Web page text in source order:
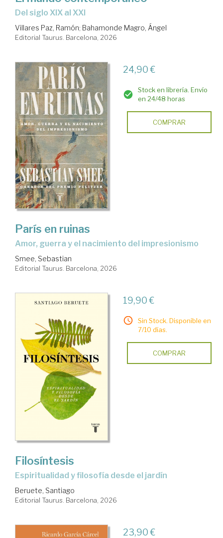
Del siglo XIX al XXI
Villares Paz, Ramón; Bahamonde Magro, Ángel
Editorial Taurus. Barcelona, 2026
24,90 €
Stock en librería. Envío
en 24/48 horas
COMPRAR
París en ruinas
Amor, guerra y el nacimiento del impresionismo
Smee, Sebastian
Editorial Taurus. Barcelona, 2026
19,90 €
Sin Stock. Disponible en
7/10 días.
COMPRAR
Filosíntesis
Espiritualidad y filosofía desde el jardín
Beruete, Santiago
Editorial Taurus. Barcelona, 2026
23,90 €